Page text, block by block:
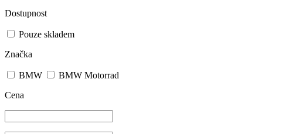
Dostupnost
Pouze skladem
Značka
BMW
BMW Motorrad
Cena